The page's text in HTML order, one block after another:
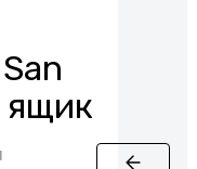
ящик